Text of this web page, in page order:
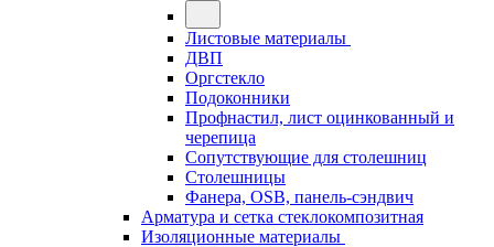
Листовые материалы
ДВП
Оргстекло
Подоконники
Профнастил, лист оцинкованный и
черепица
Сопутствующие для столешниц
Столешницы
Фанера, OSB, панель-сэндвич
Арматура и сетка стеклокомпозитная
Изоляционные материалы